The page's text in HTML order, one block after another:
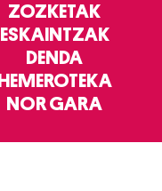
ZOZKETAK
ESKAINTZAK
DENDA
HEMEROTEKA
NOR GARA